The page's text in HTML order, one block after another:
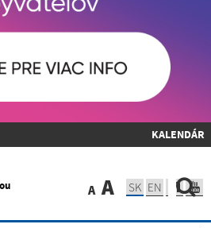
KALENDÁR
A A SK EN